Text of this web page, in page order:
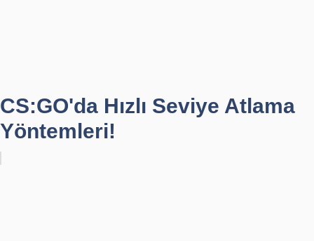
CS:GO'da Hızlı Seviye Atlama
Yöntemleri!